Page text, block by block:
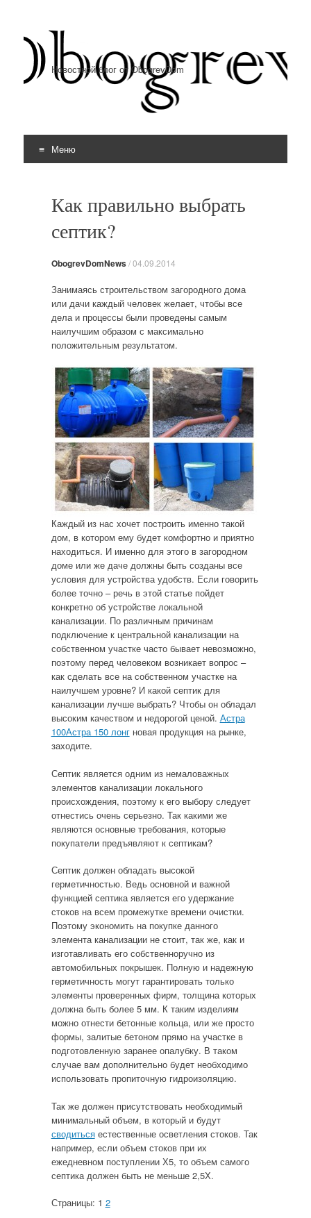
Новостной блог от ObogrevDom
Меню
Как правильно выбрать
септик?
ObogrevDomNews/04.09.2014
Занимаясь строительством загородного дома
или дачи каждый человек желает, чтобы все
дела и процессы были проведены самым
наилучшим образом с максимально
положительным результатом.
Каждый из нас хочет построить именно такой
дом, в котором ему будет комфортно и приятно
находиться. И именно для этого в загородном
доме или же даче должны быть созданы все
условия для устройства удобств. Если говорить
более точно – речь в этой статье пойдет
конкретно об устройстве локальной
канализации. По различным причинам
подключение к центральной канализации на
собственном участке часто бывает невозможно,
поэтому перед человеком возникает вопрос –
как сделать все на собственном участке на
наилучшем уровне? И какой септик для
канализации лучше выбрать? Чтобы он обладал
высоким качеством и недорогой ценой. Астра
100Астра 150 лонгновая продукция на рынке,
заходите.
Септик является одним из немаловажных
элементов канализации локального
происхождения, поэтому к его выбору следует
отнестись очень серьезно. Так какими же
являются основные требования, которые
покупатели предъявляют к септикам?
Септик должен обладать высокой
герметичностью. Ведь основной и важной
функцией септика является его удержание
стоков на всем промежутке времени очистки.
Поэтому экономить на покупке данного
элемента канализации не стоит, так же, как и
изготавливать его собственноручно из
автомобильных покрышек. Полную и надежную
герметичность могут гарантировать только
элементы проверенных фирм, толщина которых
должна быть более 5 мм. К таким изделиям
можно отнести бетонные кольца, или же просто
формы, залитые бетоном прямо на участке в
подготовленную заранее опалубку. В таком
случае вам дополнительно будет необходимо
использовать пропиточную гидроизоляцию.
Так же должен присутствовать необходимый
минимальный объем, в который и будут
сводитьсяестественные осветления стоков. Так
например, если объем стоков при их
ежедневном поступлении Х5, то объем самого
септика должен быть не меньше 2,5Х.
Страницы: 1 2